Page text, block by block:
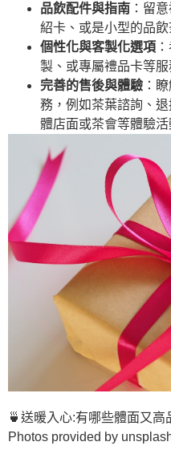
品飲配件與指南 ：留
紹卡、或是小型的品飲
個性化與客製化選項
製、或專屬禮品卡等
完善的售後與體驗 ：
務，例如茶葉諮詢、
體店面或茶會等體驗活
🍵送暖入心:有哪些體面又
Photos provided by